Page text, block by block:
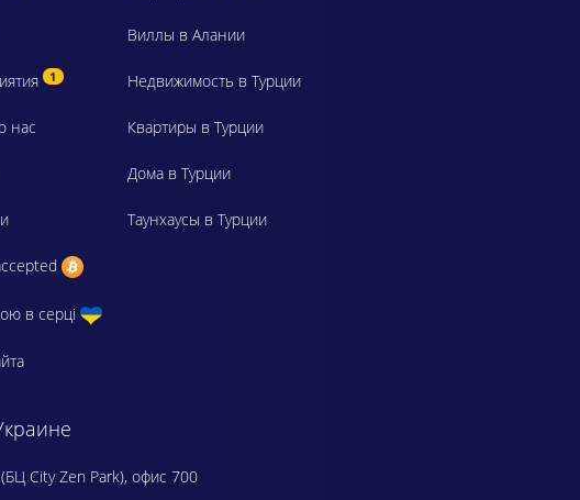
1
нас
в серці
Виллы в Алании
Недвижимость в Турции
Квартиры в Турции
Дома в Турции
Таунхаусы в Турции
City Zen Park), офис 700